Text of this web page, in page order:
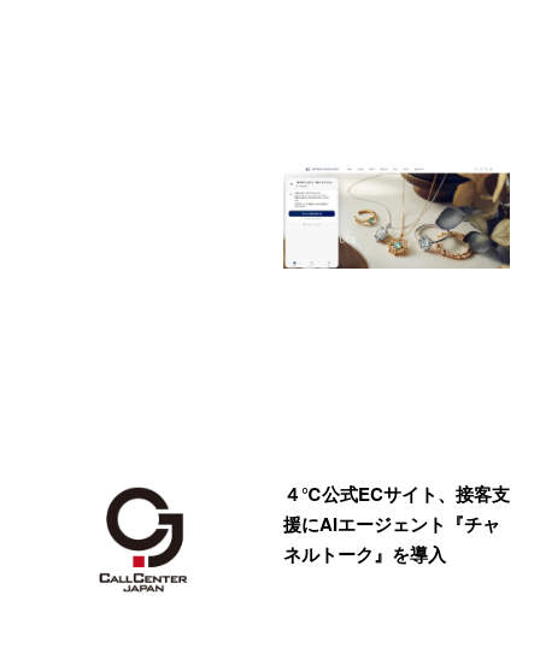
４℃公式ECサイト、接客支
援にAIエージェント『チャ
ネルトーク』を導入